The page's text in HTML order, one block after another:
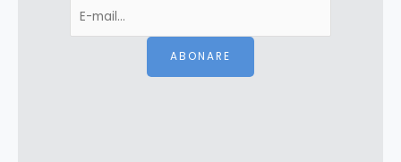
ABONARE